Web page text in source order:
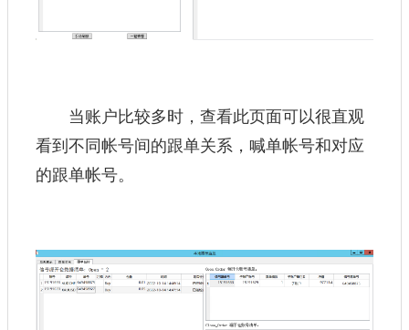
当账户比较多时，查看此页面可以很直观
看到不同帐号间的跟单关系，喊单帐号和对应
的跟单帐号。